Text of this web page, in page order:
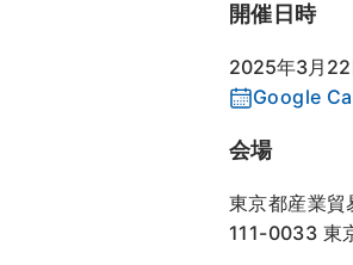
開催日時
2025年3月
Google
会場
東京都産業
111-0033 東